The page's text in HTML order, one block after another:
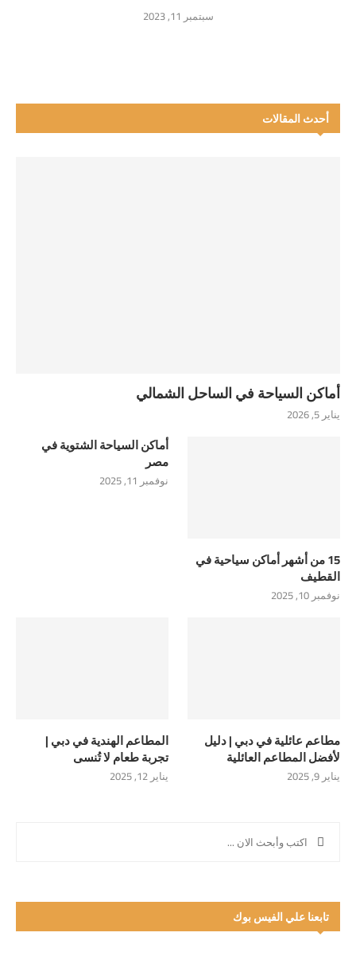
سبتمبر 11, 2023
أحدث المقالات
أماكن السياحة في الساحل الشمالي
يناير 5, 2026
أماكن السياحة الشتوية في
مصر
نوفمبر 11, 2025
15 من أشهر أماكن سياحية في
القطيف
نوفمبر 10, 2025
المطاعم الهندية في دبي |
تجربة طعام لا تُنسى
يناير 12, 2025
مطاعم عائلية في دبي | دليل
لأفضل المطاعم العائلية
يناير 9, 2025
تابعنا علي الفيس بوك